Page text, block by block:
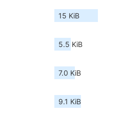
15 KiB
5.5 KiB
7.0 KiB
9.1 KiB